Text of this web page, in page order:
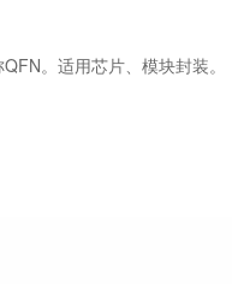
。适用芯片、模块封装。